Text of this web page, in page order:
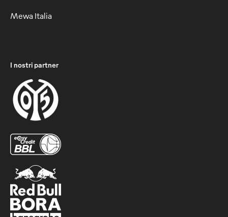
Mewa Italia
I nostri partner